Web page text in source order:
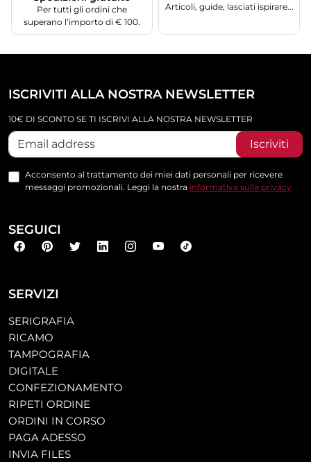
Per tutti gli ordini che
superano l’importo di € 100.
Articoli, guide, lasciati ispirare...
SERVIZI
SERIGRAFIA
RICAMO
TAMPOGRAFIA
DIGITALE
CONFEZIONAMENTO
RIPETI ORDINE
ORDINI IN CORSO
PAGA ADESSO
INVIA FILES
ISCRIVITI ALLA NOSTRA NEWSLETTER
10€ DI SCONTO SE TI ISCRIVI ALLA NOSTRA NEWSLETTER
Iscriviti
Acconsento al trattamento dei miei dati personali per ricevere
messaggi promozionali. Leggi la nostra informativa sulla privacy
SEGUICI